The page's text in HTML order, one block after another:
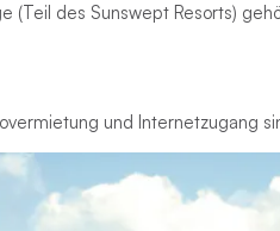
(Teil des Sunswept Resorts)
und Internetzugang